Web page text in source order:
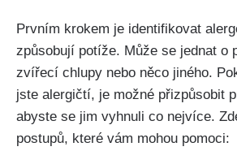
Prvním krokem je identifikovat
způsobují potíže. Může se jednat o
zvířecí chlupy nebo něco jiného.
jste alergičtí, je možné přizpůsobit
abyste se jim vyhnuli co nejvíce.
postupů, které vám mohou pomoci: